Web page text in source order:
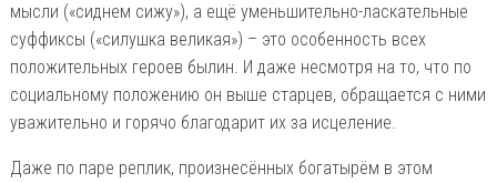
мысли («сиднем сижу»), а ещё уменьшительно-ласкательные
суффиксы («силушка великая») – это особенность всех
положительных героев былин. И даже несмотря на то, что по
социальному положению он выше старцев, обращается с ними
уважительно и горячо благодарит их за исцеление.
Даже по паре реплик, произнесённых богатырём в этом